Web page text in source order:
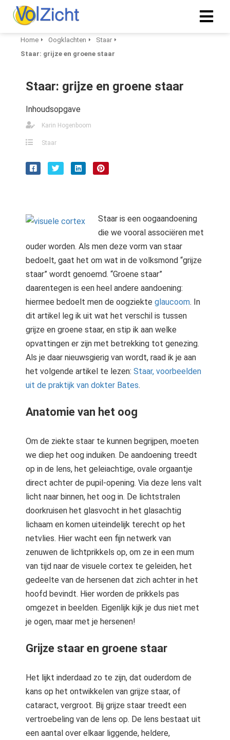
Home Oogklachten
Staar
Staar: grijze en groene staar
Staar: grijze en groene staar
Inhoudsopgave
Karin Hogenboom
Staar
Staar is een oogaandoening
die we vooral associëren met
ouder worden. Als men deze vorm van staar
bedoelt, gaat het om wat in de volksmond “grijze
staar” wordt genoemd. “Groene staar”
daarentegen is een heel andere aandoening:
hiermee bedoelt men de oogziekte glaucoom. In
dit artikel leg ik uit wat het verschil is tussen
grijze en groene staar, en stip ik aan welke
opvattingen er zijn met betrekking tot genezing.
Als je daar nieuwsgierig van wordt, raad ik je aan
het volgende artikel te lezen: Staar, voorbeelden
uit de praktijk van dokter Bates.
Anatomie van het oog
Om de ziekte staar te kunnen begrijpen, moeten
we diep het oog induiken. De aandoening treedt
op in de lens, het geleiachtige, ovale orgaantje
direct achter de pupil-opening. Via deze lens valt
licht naar binnen, het oog in. De lichtstralen
doorkruisen het glasvocht in het glasachtig
lichaam en komen uiteindelijk terecht op het
netvlies. Hier wacht een fijn netwerk van
zenuwen de lichtprikkels op, om ze in een mum
van tijd naar de visuele cortex te geleiden, het
gedeelte van de hersenen dat zich achter in het
hoofd bevindt. Hier worden de prikkels pas
omgezet in beelden. Eigenlijk kijk je dus niet met
je ogen, maar met je hersenen!
Grijze staar en groene staar
Het lijkt inderdaad zo te zijn, dat ouderdom de
kans op het ontwikkelen van grijze staar, of
cataract, vergroot. Bij grijze staar treedt een
vertroebeling van de lens op. De lens bestaat uit
een aantal over elkaar liggende, heldere,